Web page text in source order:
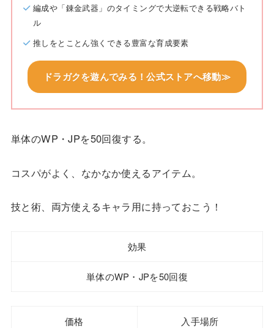
編成や「錬金武器」のタイミングで大逆転できる戦略バト
ル
推しをとことん強くできる豊富な育成要素
ドラガクを遊んでみる！公式ストアへ移動≫
単体のWP・JPを50回復する。
コスパがよく、なかなか使えるアイテム。
技と術、両方使えるキャラ用に持っておこう！
効果
単体のWP・JPを50回復
価格 入手場所